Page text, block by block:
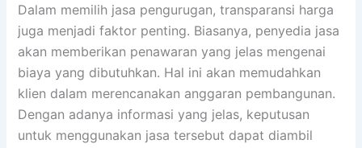
Dalam memilih jasa pengurugan, transparansi harga
juga menjadi faktor penting. Biasanya, penyedia jasa
akan memberikan penawaran yang jelas mengenai
biaya yang dibutuhkan. Hal ini akan memudahkan
klien dalam merencanakan anggaran pembangunan.
Dengan adanya informasi yang jelas, keputusan
untuk menggunakan jasa tersebut dapat diambil